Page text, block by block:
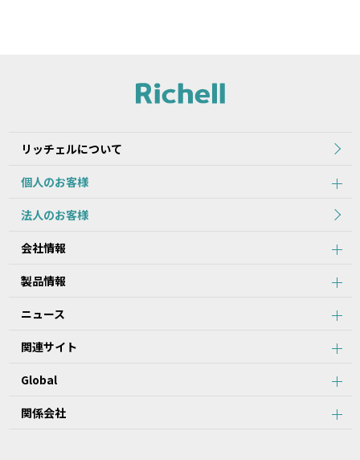
本サイトに公開されている本データ等は、原則として製品が発売さ
れた当初のものを掲載しています。
製品本体に同梱されている本データ等の内容と異なる場合がありま
す。
1.本データ等について、当該製品を購入されたお客様以外からのお
問い合わせにはお応えできない場合がありますことをご了承くださ
2.本サービスでは、すべての製品の本データ等を提供しているわけ
当該製品につき本データ等をご提供できない場合がありますので、
3.取扱説明書に記載の安全上のご注意は、本データ等が制作された
4.製品には、取扱説明書を補足するために、取扱説明書以外の印刷
を提供していません。
リッチェルについて
個人のお客様
法人のお客様
会社情報
製品情報
ニュース
関連サイト
Global
関係会社